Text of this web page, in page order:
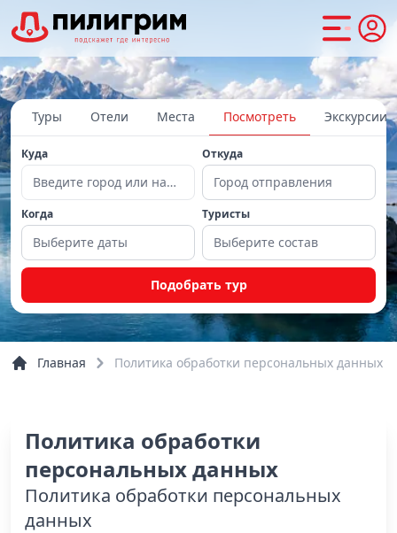
Туры Отели Места Посмотреть Экскурсии
Куда
Введите город или направление
Откуда
Город отправления
Когда
Выберите даты
Туристы
Выберите состав
Подобрать тур
Главная Политика обработки персональных данных
Политика обработки
персональных данных
Политика обработки персональных
данных